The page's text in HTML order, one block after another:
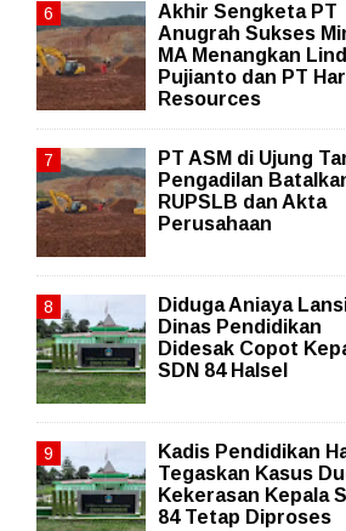
Akhir Sengketa PT
Anugrah Sukses
MA Menangkan
Pujianto dan PT
Resources
PT ASM di Ujung
Pengadilan
RUPSLB dan Akta
Perusahaan
Diduga Aniaya
Dinas Pendidikan
Didesak Copot
SDN 84 Halsel
Kadis Pendidikan
Tegaskan Kasus
Kekerasan Kepala
84 Tetap Diproses